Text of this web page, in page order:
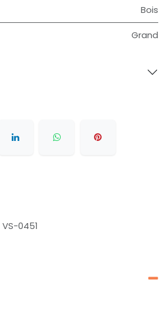
Bois
Grand
VS-0451